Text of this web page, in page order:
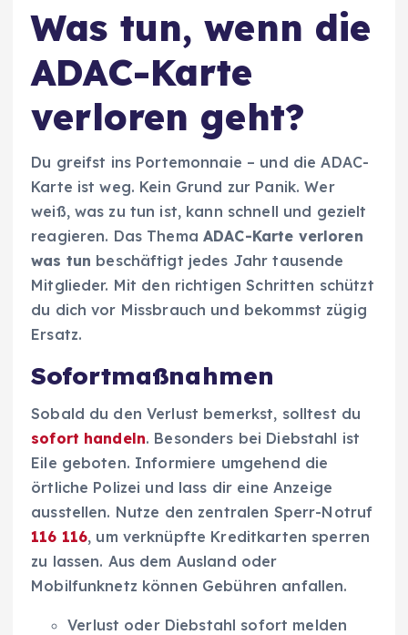
Was tun, wenn die
ADAC-Karte
verloren geht?
Du greifst ins Portemonnaie – und die ADAC-
Karte ist weg. Kein Grund zur Panik. Wer
weiß, was zu tun ist, kann schnell und gezielt
reagieren. Das ThemaADAC-Karte verloren
was tun beschäftigt jedes Jahr tausende
Mitglieder. Mit den richtigen Schritten schützt
du dich vor Missbrauch und bekommst zügig
Ersatz.
Sofortmaßnahmen
Sobald du den Verlust bemerkst, solltest du
sofort handeln. Besonders bei Diebstahl ist
Eile geboten. Informiere umgehend die
örtliche Polizei und lass dir eine Anzeige
ausstellen. Nutze den zentralen Sperr-Notruf
116 116, um verknüpfte Kreditkarten sperren
zu lassen. Aus dem Ausland oder
Mobilfunknetz können Gebühren anfallen.
Verlust oder Diebstahl sofort melden